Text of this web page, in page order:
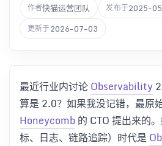
作者快猫运营团队 发布于2025-
更新于2026-07-03
最近行业内讨论Observability
算是 2.0？如果我没记错，最原
Honeycomb的 CTO 提出来的
标、日志、链路追踪）时代是